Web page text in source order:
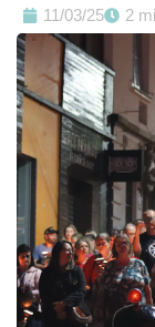
11/03/25 2